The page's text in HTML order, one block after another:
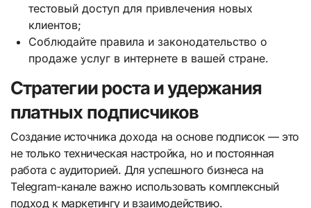
тестовый доступ для привлечения новых
клиентов;
Соблюдайте правила и законодательство о
продаже услуг в интернете в вашей стране.
Стратегии роста и удержания
платных подписчиков
Создание источника дохода на основе подписок — это
не только техническая настройка, но и постоянная
работа с аудиторией. Для успешного бизнеса на
Telegram-канале важно использовать комплексный
подход к маркетингу и взаимодействию.